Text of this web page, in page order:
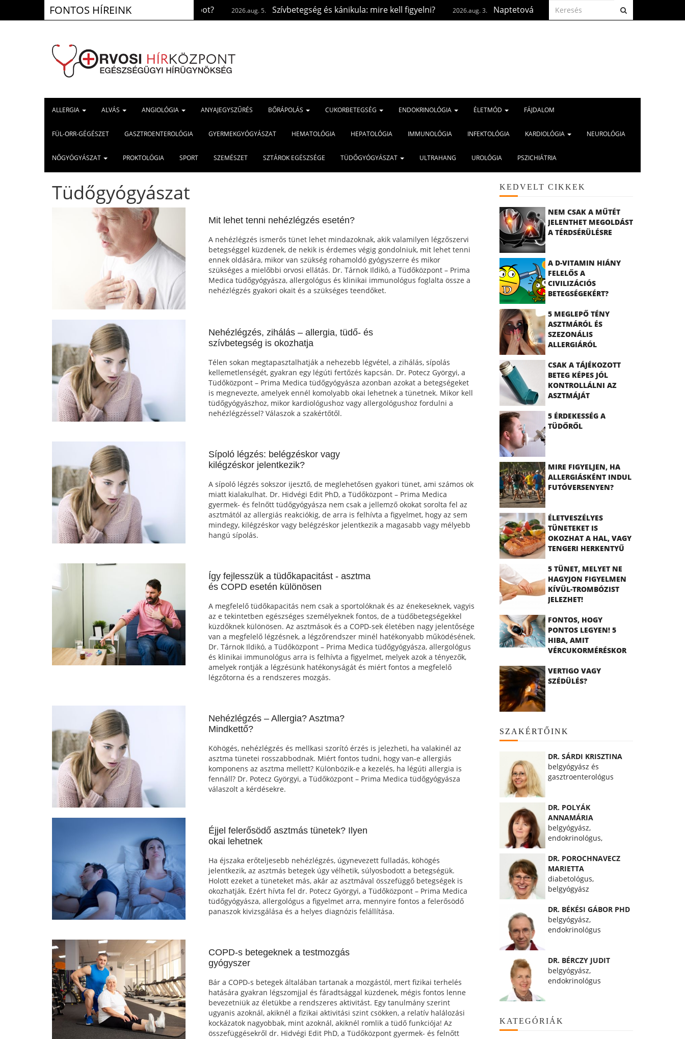
FONTOS HÍREINK
inzulinrezisztencia: ugyanaz az állapot? 2026.aug. 5. Szívbetegség és kánikula: mire kell figyelni? 2026.aug. 3. Naptetoválás? Ha már megtörtént, fontos az anyajegyszűrés
ALLERGIA ALVÁS ANGIOLÓGIA ANYAJEGYSZŰRÉS BŐRÁPOLÁS CUKORBETEGSÉG ENDOKRINOLÓGIA ÉLETMÓD FÁJDALOM
FÜL-ORR-GÉGÉSZET GASZTROENTEROLÓGIA GYERMEKGYÓGYÁSZAT HEMATOLÓGIA HEPATOLÓGIA IMMUNOLÓGIA INFEKTOLÓGIA KARDIOLÓGIA NEUROLÓGIA
NŐGYÓGYÁSZAT PROKTOLÓGIA SPORT SZEMÉSZET SZTÁROK EGÉSZSÉGE TÜDŐGYÓGYÁSZAT ULTRAHANG UROLÓGIA PSZICHIÁTRIA
Tüdőgyógyászat
Mit lehet tenni nehézlégzés esetén?
A nehézlégzés ismerős tünet lehet mindazoknak, akik valamilyen légzőszervi
betegséggel küzdenek, de nekik is érdemes végig gondolniuk, mit lehet tenni
ennek oldására, mikor van szükség rohamoldó gyógyszerre és mikor
szükséges a mielőbbi orvosi ellátás. Dr. Tárnok Ildikó, a Tüdőközpont – Prima
Medica tüdőgyógyásza, allergológus és klinikai immunológus foglalta össze a
nehézlégzés gyakori okait és a szükséges teendőket.
Nehézlégzés, zihálás – allergia, tüdő- és
szívbetegség is okozhatja
Télen sokan megtapasztalhatják a nehezebb légvétel, a zihálás, sípolás
kellemetlenségét, gyakran egy légúti fertőzés kapcsán. Dr. Potecz Györgyi, a
Tüdőközpont – Prima Medica tüdőgyógyásza azonban azokat a betegségeket
is megnevezte, amelyek ennél komolyabb okai lehetnek a tünetnek. Mikor kell
tüdőgyógyászhoz, mikor kardiológushoz vagy allergológushoz fordulni a
nehézlégzéssel? Válaszok a szakértőtől.
Sípoló légzés: belégzéskor vagy
kilégzéskor jelentkezik?
A sípoló légzés sokszor ijesztő, de meglehetősen gyakori tünet, ami számos ok
miatt kialakulhat. Dr. Hidvégi Edit PhD, a Tüdőközpont – Prima Medica
gyermek- és felnőtt tüdőgyógyásza nem csak a jellemző okokat sorolta fel az
asztmától az allergiás reakciókig, de arra is felhívta a figyelmet, hogy az sem
mindegy, kilégzéskor vagy belégzéskor jelentkezik a magasabb vagy mélyebb
hangú sípolás.
Így fejlesszük a tüdőkapacitást - asztma
és COPD esetén különösen
A megfelelő tüdőkapacitás nem csak a sportolóknak és az énekeseknek, vagyis
az e tekintetben egészséges személyeknek fontos, de a tüdőbetegségekkel
küzdőknek különösen. Az asztmások és a COPD-sek életében nagy jelentősége
van a megfelelő légzésnek, a légzőrendszer minél hatékonyabb működésének.
Dr. Tárnok Ildikó, a Tüdőközpont – Prima Medica tüdőgyógyásza, allergológus
és klinikai immunológus arra is felhívta a figyelmet, melyek azok a tényezők,
amelyek rontják a légzésünk hatékonyságát és miért fontos a megfelelő
légzőtorna és a rendszeres mozgás.
Nehézlégzés – Allergia? Asztma?
Mindkettő?
Köhögés, nehézlégzés és mellkasi szorító érzés is jelezheti, ha valakinél az
asztma tünetei rosszabbodnak. Miért fontos tudni, hogy van-e allergiás
komponens az asztma mellett? Különbözik-e a kezelés, ha légúti allergia is
fennáll? Dr. Potecz Györgyi, a Tüdőközpont – Prima Medica tüdőgyógyásza
válaszolt a kérdésekre.
Éjjel felerősödő asztmás tünetek? Ilyen
okai lehetnek
Ha éjszaka erőteljesebb nehézlégzés, úgynevezett fulladás, köhögés
jelentkezik, az asztmás betegek úgy vélhetik, súlyosbodott a betegségük.
Holott ezeket a tüneteket más, akár az asztmával összefüggő betegségek is
okozhatják. Ezért hívta fel dr. Potecz Györgyi, a Tüdőközpont – Prima Medica
tüdőgyógyásza, allergológus a figyelmet arra, mennyire fontos a felerősödő
panaszok kivizsgálása és a helyes diagnózis felállítása.
COPD-s betegeknek a testmozgás
gyógyszer
Bár a COPD-s betegek általában tartanak a mozgástól, mert fizikai terhelés
hatására gyakran légszomjjal és fáradtsággal küzdenek, mégis fontos lenne
bevezetniük az életükbe a rendszeres aktivitást. Egy tanulmány szerint
ugyanis azoknál, akiknél a fizikai aktivitási szint csökken, a relatív halálozási
kockázatok nagyobbak, mint azoknál, akiknél romlik a tüdő funkciója! Az
összefüggésekről dr. Hidvégi Edit PhD, a Tüdőközpont gyermek- és felnőtt
KEDVELT CIKKEK
NEM CSAK A MŰTÉT
JELENTHET MEGOLDÁST
A TÉRDSÉRÜLÉSRE
A D-VITAMIN HIÁNY
FELELŐS A
CIVILIZÁCIÓS
BETEGSÉGEKÉRT?
5 MEGLEPŐ TÉNY
ASZTMÁRÓL ÉS
SZEZONÁLIS
ALLERGIÁRÓL
CSAK A TÁJÉKOZOTT
BETEG KÉPES JÓL
KONTROLLÁLNI AZ
ASZTMÁJÁT
5 ÉRDEKESSÉG A
TÜDŐRŐL
MIRE FIGYELJEN, HA
ALLERGIÁSKÉNT INDUL
FUTÓVERSENYEN?
ÉLETVESZÉLYES
TÜNETEKET IS
OKOZHAT A HAL, VAGY
TENGERI HERKENTYŰ
5 TÜNET, MELYET NE
HAGYJON FIGYELMEN
KÍVÜL-TROMBÓZIST
JELEZHET!
FONTOS, HOGY
PONTOS LEGYEN! 5
HIBA, AMIT
VÉRCUKORMÉRÉSKOR
VERTIGO VAGY
SZÉDÜLÉS?
SZAKÉRTŐINK
DR. SÁRDI KRISZTINA
belgyógyász és
gasztroenterológus
DR. POLYÁK
ANNAMÁRIA
belgyógyász,
endokrinológus,
DR. POROCHNAVECZ
MARIETTA
diabetológus,
belgyógyász
DR. BÉKÉSI GÁBOR PHD
belgyógyász,
endokrinológus
DR. BÉRCZY JUDIT
belgyógyász,
endokrinológus
KATEGÓRIÁK